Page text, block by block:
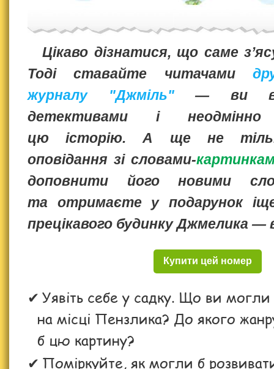
Цікаво дізнатися, що саме
Тоді ставайте читачами
журналу "Джміль"— ви
детективами і неодмінно
цю історію. А ще не
оповідання зі словами-
доповнити його новими
та отримаєте у подарунок
прецікавого будинку Джмелика —
Купити цей номер
Уявіть себе у садку. Що ви
на місці Пензлика? До якого
б цю картину?
Поміркуйте, як могли б